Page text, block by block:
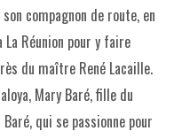
compagnon de route, en
Réunion pour y faire
du maître René Lacaille.
Mary Baré, fille du
qui se passionne pour